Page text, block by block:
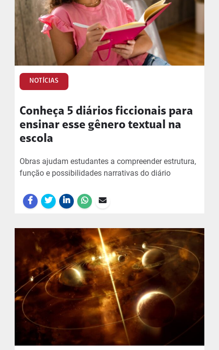
NOTÍCIAS
Conheça 5 diários ficcionais para
ensinar esse gênero textual na
escola
Obras ajudam estudantes a compreender estrutura,
função e possibilidades narrativas do diário